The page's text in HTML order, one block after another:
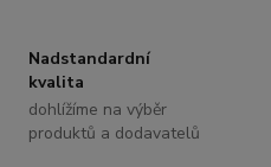
Nadstandardní
kvalita
dohlížíme na výběr
produktů a dodavatelů